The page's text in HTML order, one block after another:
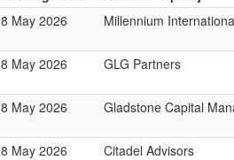
8 May 2026
Millennium
8 May 2026 GLG Partners
8 May 2026 Gladstone Capital
8 May 2026 Citadel Advisors